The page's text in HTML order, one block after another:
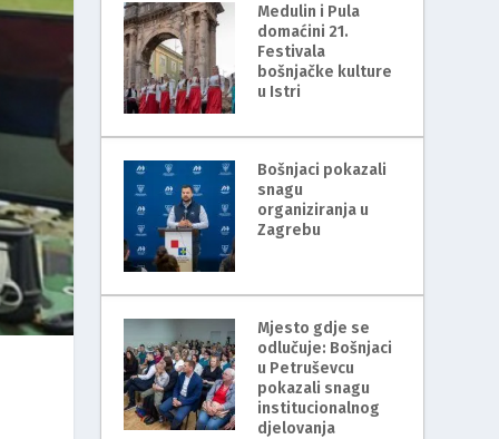
Medulin i Pula
domaćini 21.
Festivala
bošnjačke kulture
u Istri
Bošnjaci pokazali
snagu
organiziranja u
Zagrebu
Mjesto gdje se
odlučuje: Bošnjaci
u Petruševcu
pokazali snagu
institucionalnog
djelovanja